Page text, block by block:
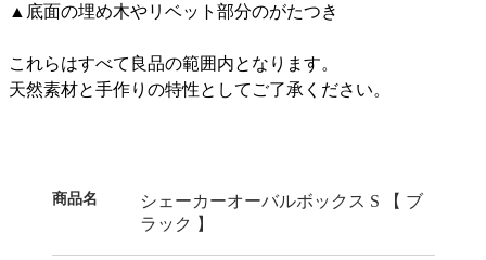
▲底面の埋め木やリベット部分のがたつき
これらはすべて良品の範囲内となります。
天然素材と手作りの特性としてご了承ください。
商品名
シェーカーオーバルボックス S 【 ブ
ラック 】